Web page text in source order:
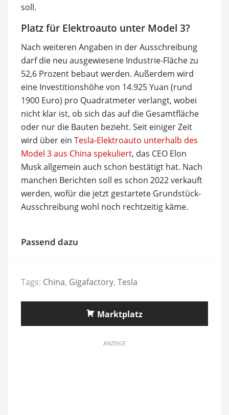
soll.
Platz für Elektroauto unter Model 3?
Nach weiteren Angaben in der Ausschreibung
darf die neu ausgewiesene Industrie-Fläche zu
52,6 Prozent bebaut werden. Außerdem wird
eine Investitionshöhe von 14.925 Yuan (rund
1900 Euro) pro Quadratmeter verlangt, wobei
nicht klar ist, ob sich das auf die Gesamtfläche
oder nur die Bauten bezieht. Seit einiger Zeit
wird über ein Tesla-Elektroauto unterhalb des
Model 3 aus China spekuliert, das CEO Elon
Musk allgemein auch schon bestätigt hat. Nach
manchen Berichten soll es schon 2022 verkauft
werden, wofür die jetzt gestartete Grundstück-
Ausschreibung wohl noch rechtzeitig käme.
Passend dazu
Tags: China, Gigafactory, Tesla
Marktplatz
ANZEIGE